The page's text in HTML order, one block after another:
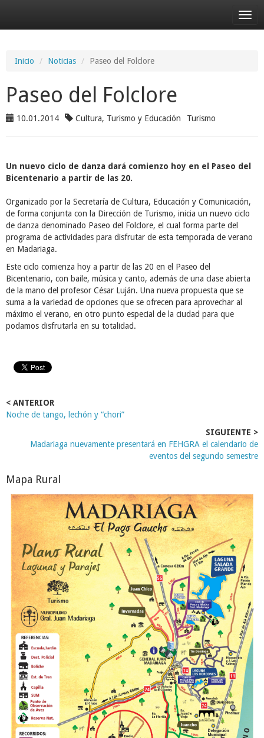
Inicio Noticias Paseo del Folclore
Paseo del Folclore
10.01.2014 Cultura, Turismo y Educación Turismo
Un nuevo ciclo de danza dará comienzo hoy en el Paseo del
Bicentenario a partir de las 20.
Organizado por la Secretaría de Cultura, Educación y Comunicación,
de forma conjunta con la Dirección de Turismo, inicia un nuevo ciclo
de danza denominado Paseo del Folclore, el cual forma parte del
programa de actividades para disfrutar de esta temporada de verano
en Madariaga.
Este ciclo comienza hoy a partir de las 20 en el Paseo del
Bicentenario, con baile, música y canto, además de una clase abierta
de la mano del profesor César Luján. Una nueva propuesta que se
suma a la variedad de opciones que se ofrecen para aprovechar al
máximo el verano, en otro punto especial de la ciudad para que
podamos disfrutarla en su totalidad.
< ANTERIOR
Noche de tango, lechón y “chori”
SIGUIENTE >
Madariaga nuevamente presentará en FEHGRA el calendario de
eventos del segundo semestre
Mapa Rural